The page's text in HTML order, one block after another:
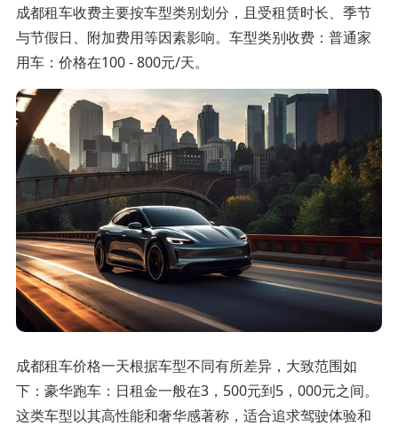
成都租车收费主要按车型类别划分，且受租赁时长、季节
与节假日、附加费用等因素影响。车型类别收费：普通家
用车：价格在100 - 800元/天。
成都租车价格一天根据车型不同有所差异，大致范围如
下：豪华跑车：日租金一般在3，500元到5，000元之间。
这类车型以其高性能和奢华感著称，适合追求驾驶体验和